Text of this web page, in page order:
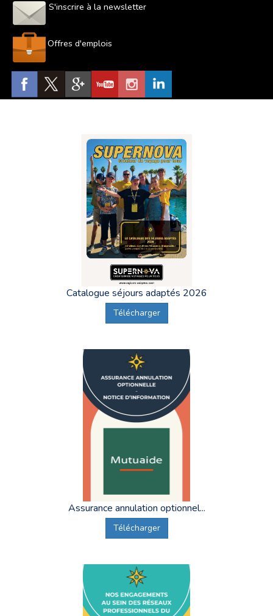
S'inscrire à la newsletter
Offres d'emplois
Catalogue séjours adaptés 2026
Télécharger
Assurance annulation optionnel...
Télécharger